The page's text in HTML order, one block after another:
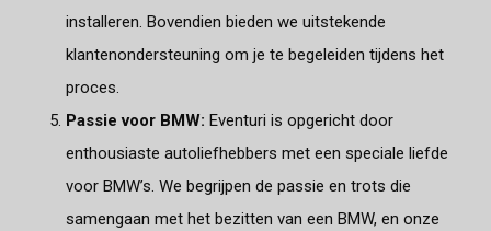
installeren. Bovendien bieden we uitstekende
klantenondersteuning om je te begeleiden tijdens het
proces.
Passie voor BMW: Eventuri is opgericht door
enthousiaste autoliefhebbers met een speciale liefde
voor BMW’s. We begrijpen de passie en trots die
samengaan met het bezitten van een BMW, en onze